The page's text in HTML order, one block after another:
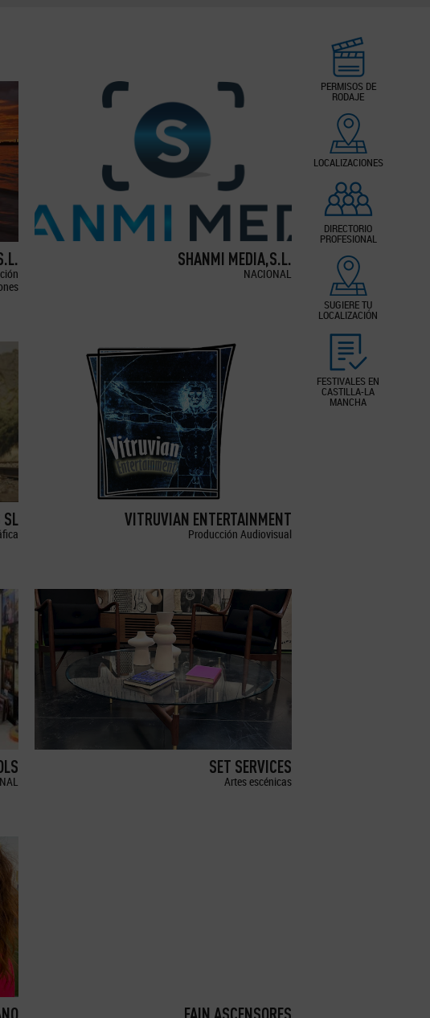
PERMISOS DE
RODAJE
LOCALIZACIONES
DIRECTORIO
PROFESIONAL
SUGIERE TU
LOCALIZACIÓN
FESTIVALES EN
CASTILLA-LA
MANCHA
SHANMI MEDIA,S.L.
NACIONAL
SL VITRUVIAN ENTERTAINMENT
Producción Audiovisual
SET SERVICES
Artes escénicas
FAIN ASCENSORES